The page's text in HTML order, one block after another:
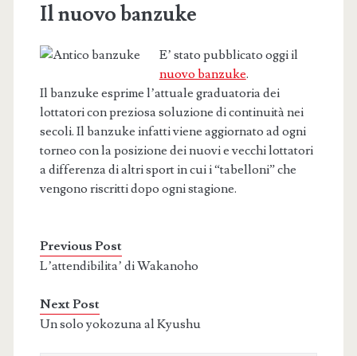
Il nuovo banzuke
E’ stato pubblicato oggi il
nuovo banzuke.
Il banzuke esprime l’attuale graduatoria dei
lottatori con preziosa soluzione di continuità nei
secoli. Il banzuke infatti viene aggiornato ad ogni
torneo con la posizione dei nuovi e vecchi lottatori
a differenza di altri sport in cui i “tabelloni” che
vengono riscritti dopo ogni stagione.
Previous Post
L’attendibilita’ di Wakanoho
Next Post
Un solo yokozuna al Kyushu